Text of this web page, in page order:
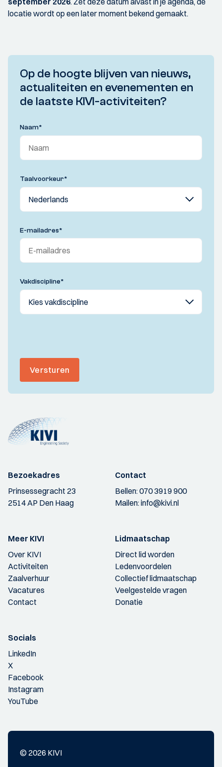
locatie wordt op een later moment bekend gemaakt.
Op de hoogte blijven van nieuws,
actualiteiten en evenementen en
de laatste KIVI-activiteiten?
Naam*
Taalvoorkeur*
E-mailadres*
Vakdiscipline*
Versturen
Bezoekadres
Prinsessegracht 23
2514 AP Den Haag
Contact
Bellen:070 3919 900
Mailen:info@kivi.nl
Meer KIVI
Over KIVI
Activiteiten
Zaalverhuur
Vacatures
Contact
Lidmaatschap
Direct lid worden
Ledenvoordelen
Collectief lidmaatschap
Veelgestelde vragen
Donatie
Socials
LinkedIn
X
Facebook
Instagram
YouTube
© 2026 KIVI